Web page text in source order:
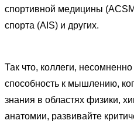
спортивной медицины
спорта (AIS) и других.
Так что, коллеги,
способность к мышлению,
знания в областях физики,
анатомии, развивайте